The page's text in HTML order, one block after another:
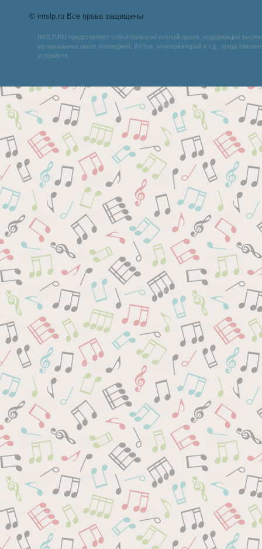
© imslp.ru Все права защищены
IMSLP.RU представляет собой большой нотный архив, содержащий
музыкальных школ, колледжей, ВУЗов, консерваторий и т.д.,
устройств.